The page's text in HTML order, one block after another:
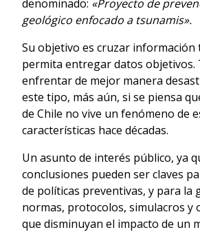
denominado: «Proyecto de
geológico enfocado a tsunamis».
Su objetivo es cruzar información
permita entregar datos objetivos.
enfrentar de mejor manera
este tipo, más aún, si se piensa
de Chile no vive un fenómeno de
características hace décadas.
Un asunto de interés público, ya
conclusiones pueden ser claves
de políticas preventivas, y para la
normas, protocolos, simulacros y
que disminuyan el impacto de un